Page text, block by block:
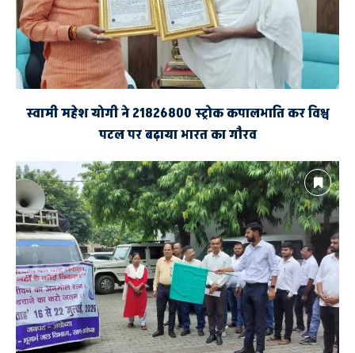
स्वामी महेश योगी ने 21826800 स्ट्रोक कपालभाति कर विश्व
पटल पर बढ़ाया भारत का गौरव